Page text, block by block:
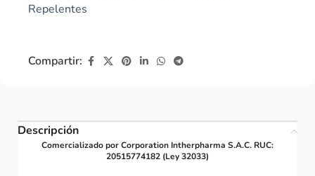
Repelentes
Compartir:
Descripción
Comercializado por Corporation Intherpharma S.A.C. RUC:
20515774182 (Ley 32033)